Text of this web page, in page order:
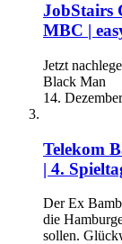
JobStairs
MBC |
Jetzt
Black Man
14.
Telekom
| 4.
Der Ex
die
sollen.